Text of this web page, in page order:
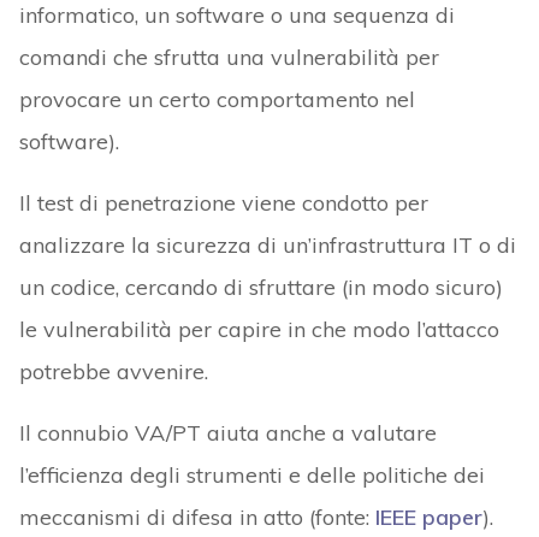
informatico, un software o una sequenza di
comandi che sfrutta una vulnerabilità per
provocare un certo comportamento nel
software).
Il test di penetrazione viene condotto per
analizzare la sicurezza di un’infrastruttura IT o di
un codice, cercando di sfruttare (in modo sicuro)
le vulnerabilità per capire in che modo l’attacco
potrebbe avvenire.
Il connubio VA/PT aiuta anche a valutare
l’efficienza degli strumenti e delle politiche dei
meccanismi di difesa in atto (fonte: IEEE paper).